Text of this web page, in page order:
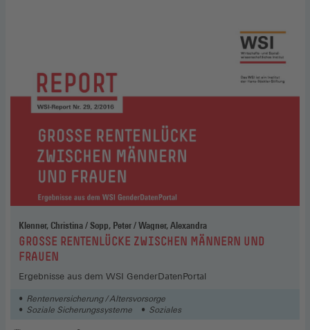
Klenner, Christina / Sopp, Peter / Wagner, Alexandra
:GROSSE RENTENLÜCKE ZWISCHEN MÄNNERN UND
FRAUEN
Ergebnisse aus dem WSI GenderDatenPortal
Rentenversicherung / Altersvorsorge
Soziale Sicherungssysteme
Soziales